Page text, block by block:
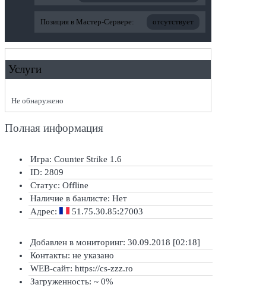
Позиция в Мастер-Сервере: отсутствует
Услуги
Не обнаружено
Полная информация
Игра: Counter Strike 1.6
ID: 2809
Статус: Offline
Наличие в банлисте: Нет
Адрес:
51.75.30.85:27003
Добавлен в мониторинг: 30.09.2018 [02:18]
Контакты: не указано
WEB-сайт: https://cs-zzz.ro
Загруженность: ~ 0%